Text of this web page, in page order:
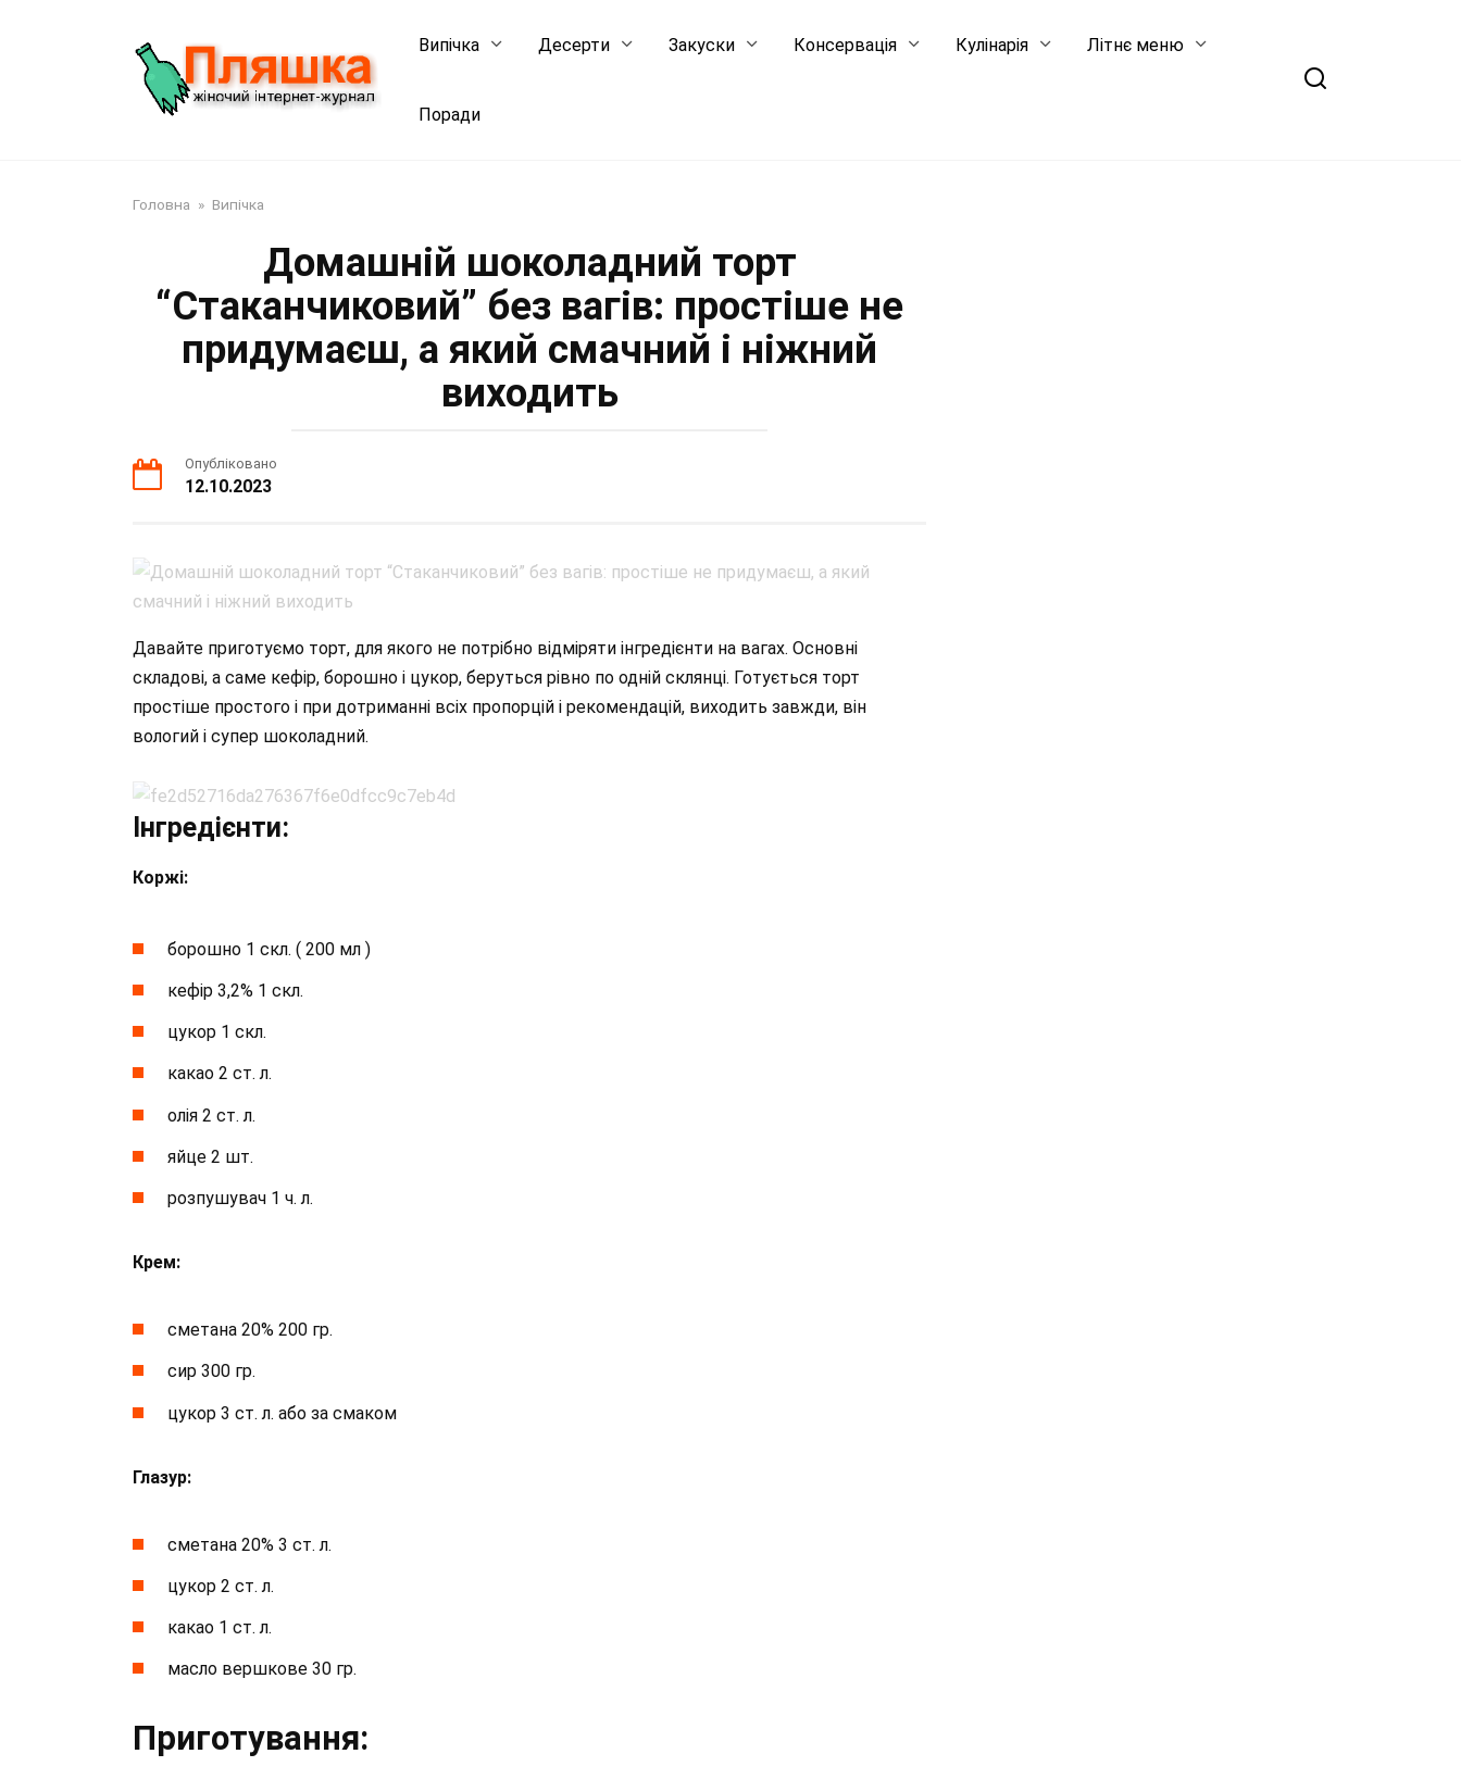
Випічка Десерти Закуски Консервація Кулінарія Літнє меню
Поради
Головна » Випічка
Домашній шоколадний торт
“Стаканчиковий” без вагів: простіше не
придумаєш, а який смачний і ніжний
виходить
Опубліковано
12.10.2023
Давайте приготуємо торт, для якого не потрібно відміряти інгредієнти на вагах. Основні
складові, а саме кефір, борошно і цукор, беруться рівно по одній склянці. Готується торт
простіше простого і при дотриманні всіх пропорцій і рекомендацій, виходить завжди, він
вологий і супер шоколадний.
Інгредієнти:
Коржі:
борошно 1 скл. ( 200 мл )
кефір 3,2% 1 скл.
цукор 1 скл.
какао 2 ст. л.
олія 2 ст. л.
яйце 2 шт.
розпушувач 1 ч. л.
Крем:
сметана 20% 200 гр.
сир 300 гр.
цукор 3 ст. л. або за смаком
Глазур:
сметана 20% 3 ст. л.
цукор 2 ст. л.
какао 1 ст. л.
масло вершкове 30 гр.
Приготування: